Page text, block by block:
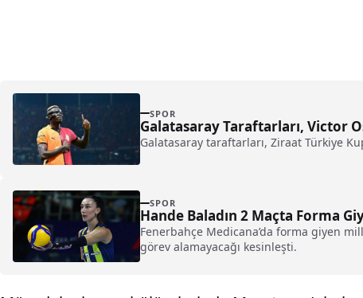
SPOR
Galatasaray Taraftarları, Victor
Galatasaray taraftarları, Ziraat Türkiye
SPOR
Hande Baladın 2 Maçta Forma
Fenerbahçe Medicana’da forma giyen
görev alamayacağı kesinleşti.